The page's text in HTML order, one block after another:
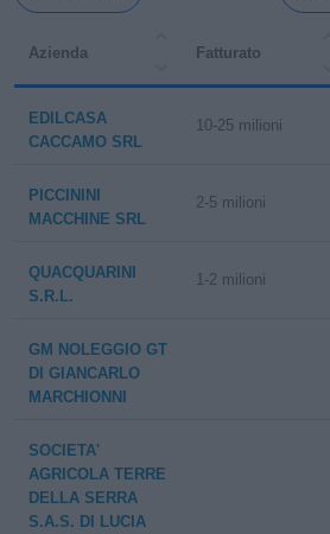
Azienda Fatturato
EDILCASA
CACCAMO SRL
10-25 milioni
PICCININI
MACCHINE SRL
2-5 milioni
QUACQUARINI
S.R.L.
1-2 milioni
GM NOLEGGIO GT
DI GIANCARLO
MARCHIONNI
SOCIETA'
AGRICOLA TERRE
DELLA SERRA
S.A.S. DI LUCIA